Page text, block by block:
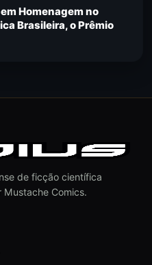
Homenagem no
Brasileira, o Prêmio
de ficção científica
Comics.